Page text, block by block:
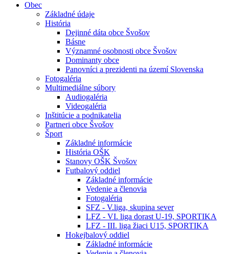
Obec
Základné údaje
História
Dejinné dáta obce Švošov
Básne
Významné osobnosti obce Švošov
Dominanty obce
Panovníci a prezidenti na území Slovenska
Fotogaléria
Multimediálne súbory
Audiogaléria
Videogaléria
Inštitúcie a podnikatelia
Partneri obce Švošov
Šport
Základné informácie
História OŠK
Stanovy OŠK Švošov
Futbalový oddiel
Základné informácie
Vedenie a členovia
Fotogaléria
SFZ - V.liga, skupina sever
LFZ - VI. liga dorast U-19, SPORTIKA
LFZ - III. liga žiaci U15, SPORTIKA
Hokejbalový oddiel
Základné informácie